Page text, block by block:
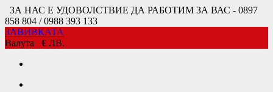
ЗА НАС Е УДОВОЛСТВИЕ ДА РАБОТИМ ЗА ВАС - 0897
858 804 / 0988 393 133
ЗАВИВКАТА
Валута € ЛВ.